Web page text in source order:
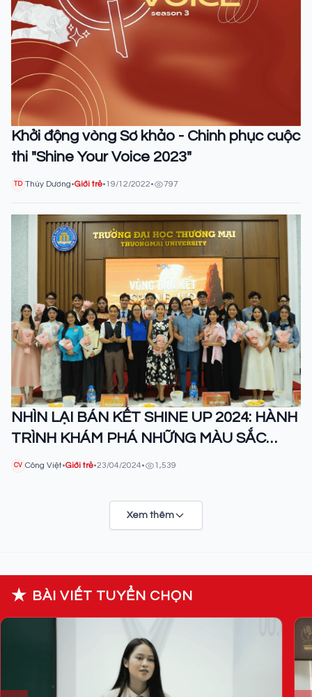
Khởi động vòng Sơ khảo - Chinh phục cuộc
thi "Shine Your Voice 2023"
TD Thùy Dương•Giới trẻ•19/12/2022• 797
NHÌN LẠI BÁN KẾT SHINE UP 2024: HÀNH
TRÌNH KHÁM PHÁ NHỮNG MÀU SẮC
RỰC RỠ
CV Công Việt•Giới trẻ•23/04/2024• 1,539
Xem thêm
★ BÀI VIẾT TUYỂN CHỌN